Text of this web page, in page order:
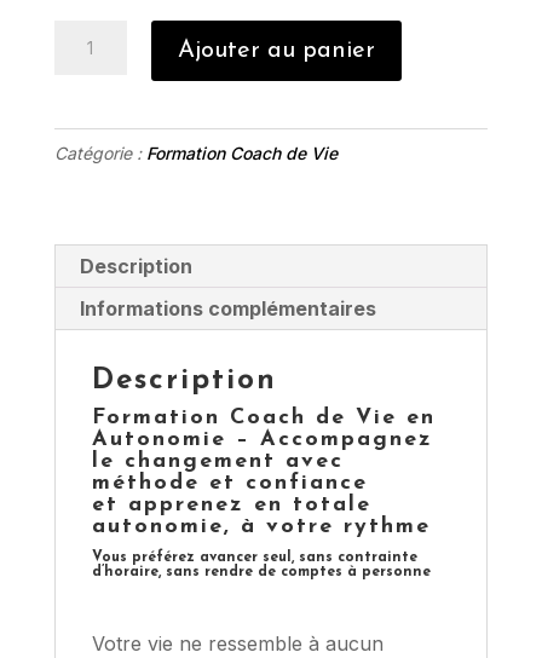
quantité
Coaching
de
AUTONOMIE
Ajouter au panier
Catégorie : Formation Coach de Vie
Description
Informations complémentaires
Description
Formation Coach de Vie en
Autonomie – Accompagnez
le changement avec
méthode et confiance
et apprenez en totale
autonomie, à votre rythme
Vous préférez avancer seul, sans contrainte
d’horaire, sans rendre de comptes à personne
Votre vie ne ressemble à aucun